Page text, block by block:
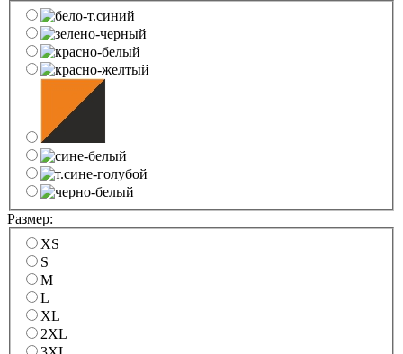
Размер:
XS
S
M
L
XL
2XL